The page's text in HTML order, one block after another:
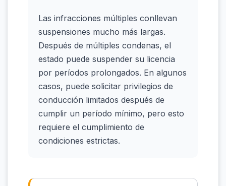
Las infracciones múltiples conllevan
suspensiones mucho más largas.
Después de múltiples condenas, el
estado puede suspender su licencia
por períodos prolongados. En algunos
casos, puede solicitar privilegios de
conducción limitados después de
cumplir un período mínimo, pero esto
requiere el cumplimiento de
condiciones estrictas.